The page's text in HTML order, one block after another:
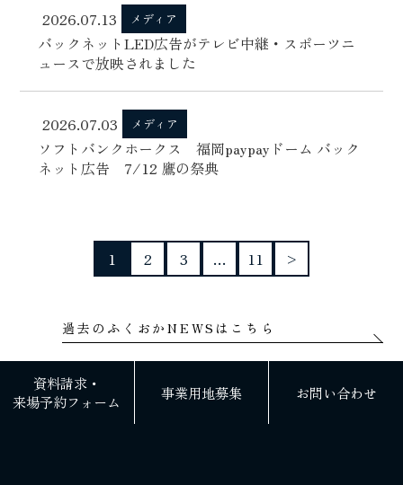
2026.07.13 メディア
バックネットLED広告がテレビ中継・スポーツニ
ュースで放映されました
2026.07.03 メディア
ソフトバンクホークス 福岡paypayドーム バック
ネット広告 7/12 鷹の祭典
1 2 3 … 11 >
過去のふくおかNEWSはこちら
資料請求・
来場予約フォーム
事業用地募集 お問い合わせ